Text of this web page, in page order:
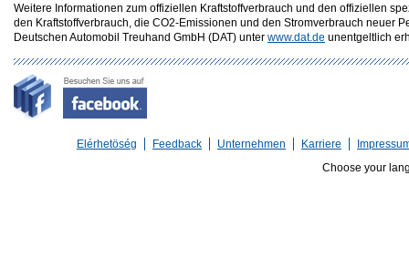
Weitere Informationen zum offiziellen Kraftstoffverbrauch und den offiziellen
den Kraftstoffverbrauch, die CO2-Emissionen und den Stromverbrauch neuer
Deutschen Automobil Treuhand GmbH (DAT) unter www.dat.de unentgeltlich
Elérhetöség Feedback Unternehmen Karriere
Choose your